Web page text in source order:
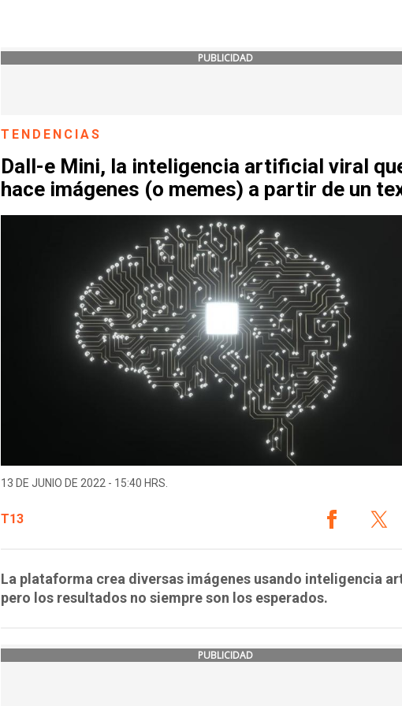
PUBLICIDAD
TENDENCIAS
Dall-e Mini, la inteligencia artificial viral
hace imágenes (o memes) a partir de un
13 DE JUNIO DE 2022 - 15:40 HRS.
T13
La plataforma crea diversas imágenes usando inteligencia
pero los resultados no siempre son los esperados.
PUBLICIDAD